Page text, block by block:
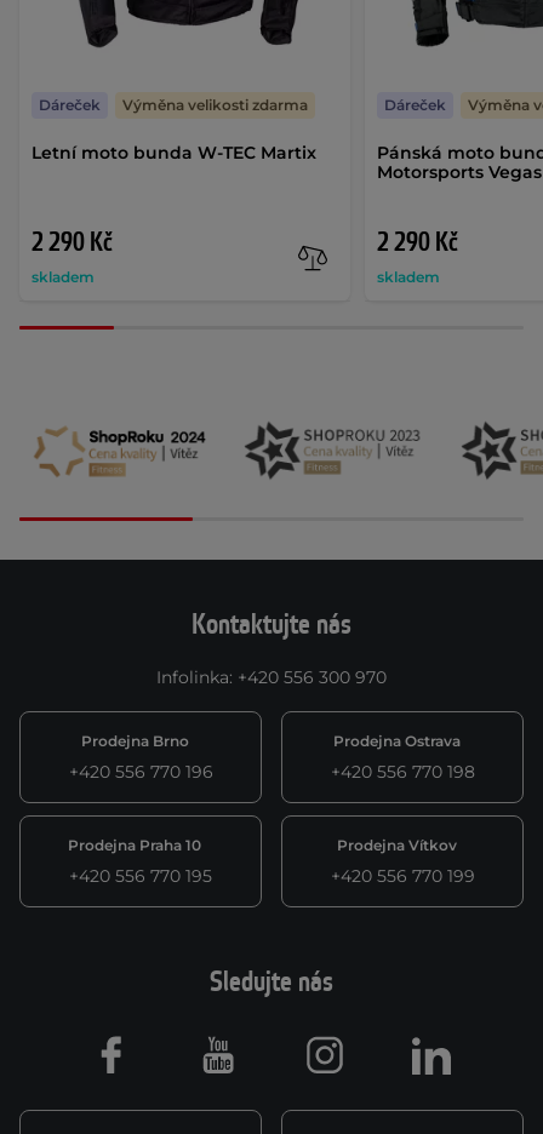
Letní moto bunda W-TEC Martix
2 290 Kč
skladem
Dáreček Výměna velikosti zdarma
Pánská moto
Motorsports
2 290 Kč
skladem
Dáreček Výměna
Kontaktujte nás
Infolinka: +420 556 300 970
Prodejna Brno
+420 556 770 196
Prodejna Ostrava
+420 556 770 198
Prodejna Praha 10
+420 556 770 195
Prodejna Vítkov
+420 556 770 199
Sledujte nás
Facebook Youtube Instagram LinkedIn